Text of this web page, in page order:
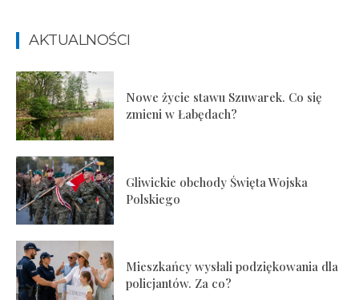
AKTUALNOŚCI
Nowe życie stawu Szuwarek. Co się
zmieni w Łabędach?
Gliwickie obchody Święta Wojska
Polskiego
Mieszkańcy wysłali podziękowania dla
policjantów. Za co?